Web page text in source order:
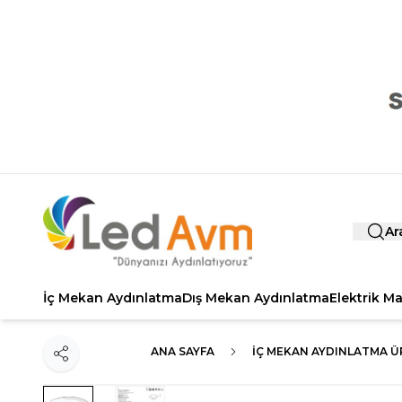
İç Mekan AydınlatmaDış Mekan AydınlatmaElektrik
ANA SAYFA İÇ MEKAN AYDINLATMA
Paylaş